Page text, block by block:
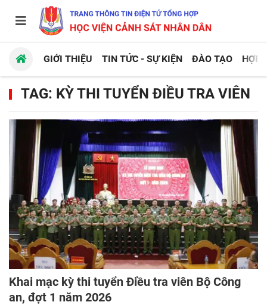
GIỚI THIỆU TIN TỨC - SỰ KIỆN ĐÀO TẠO HỢP
TAG: KỲ THI TUYỂN ĐIỀU TRA VIÊN
Khai mạc kỳ thi tuyển Điều tra viên Bộ Công
an, đợt 1 năm 2026